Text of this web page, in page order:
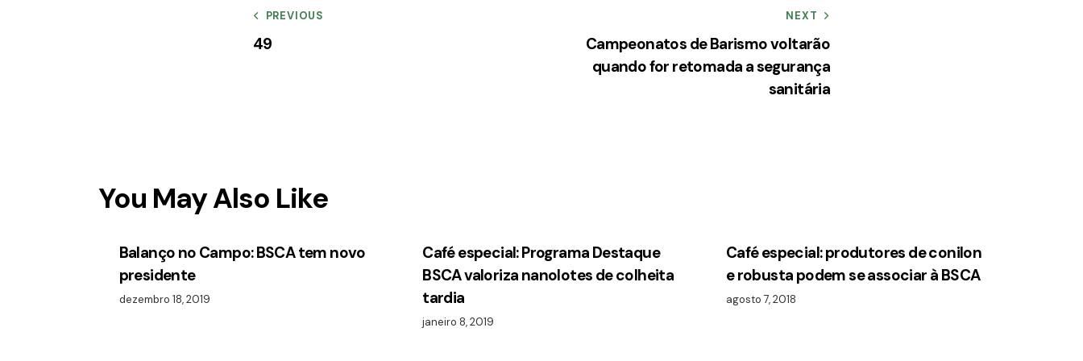
PREVIOUS
49
NEXT
Campeonatos de Barismo voltarão
quando for retomada a segurança
sanitária
You May Also Like
Balanço no Campo: BSCA tem novo
presidente
dezembro 18, 2019
Café especial: Programa Destaque
BSCA valoriza nanolotes de colheita
tardia
janeiro 8, 2019
Café especial: produtores de conilon
e robusta podem se associar à BSCA
agosto 7, 2018